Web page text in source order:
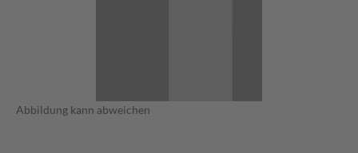
Abbildung kann abweichen